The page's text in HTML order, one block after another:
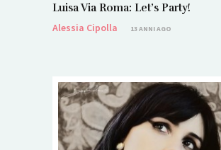
Luisa Via Roma: Let’s Party!
Alessia Cipolla
13 ANNI AGO